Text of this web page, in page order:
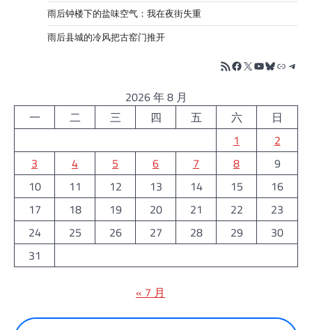
雨后钟楼下的盐味空气：我在夜街失重
雨后县城的冷风把古窑门推开
RSS FeedFacebook
X YouTube
Bluesky
链接
2026 年 8 月
一
二 三 四 五 六
日
1
2
3
4 5 6 7 8
9
10
11 12 13 14 15
16
17
18 19 20 21 22
23
24
25 26 27 28 29
30
31
« 7 月